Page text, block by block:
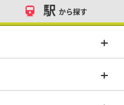
駅 から探す